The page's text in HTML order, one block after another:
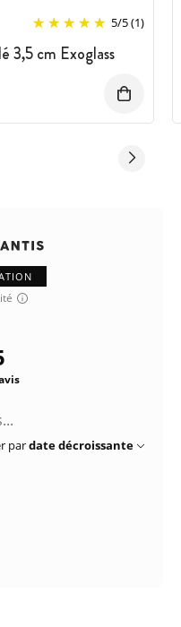
5/5(1)
3,5 cm Exoglass
pardate décroissante